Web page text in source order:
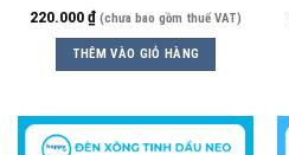
220.000₫ (chưa bao gồm thuế VAT)
THÊM VÀO GIỎ HÀNG